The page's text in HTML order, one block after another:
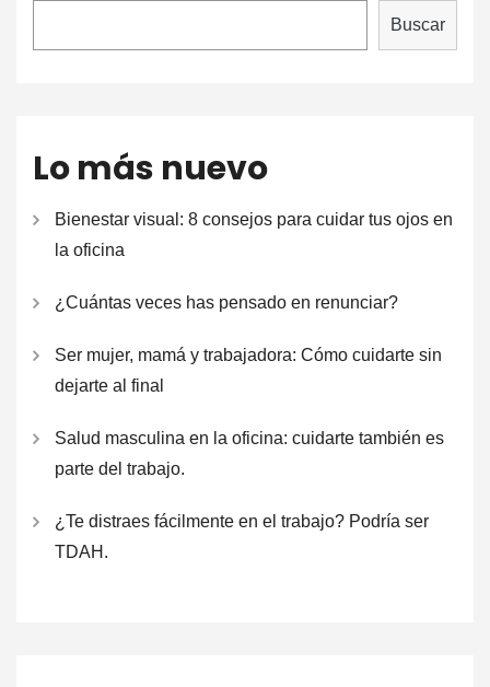
Buscar
Lo más nuevo
Bienestar visual: 8 consejos para cuidar tus ojos en
la oficina
¿Cuántas veces has pensado en renunciar?
Ser mujer, mamá y trabajadora: Cómo cuidarte sin
dejarte al final
Salud masculina en la oficina: cuidarte también es
parte del trabajo.
¿Te distraes fácilmente en el trabajo? Podría ser
TDAH.